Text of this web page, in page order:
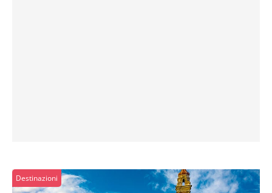
Destinazioni